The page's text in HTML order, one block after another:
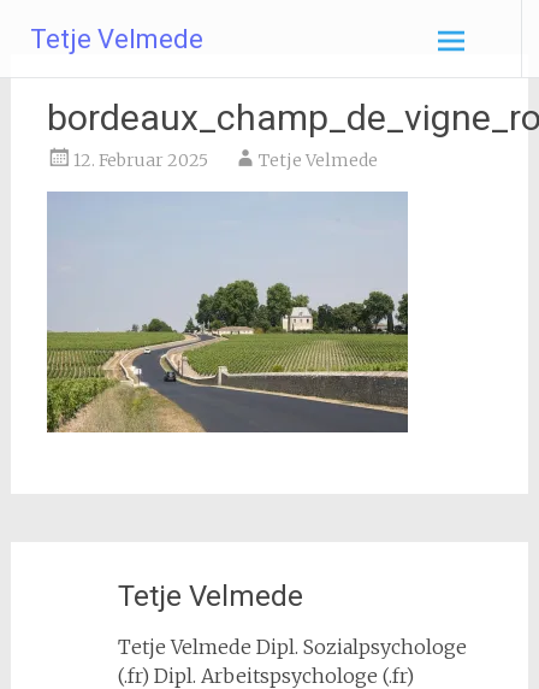
Inhalt
springen
Tetje Velmede
12. Februar 2025 Tetje Velmede
Tetje Velmede
Tetje Velmede Dipl. Sozialpsychologe
(.fr) Dipl. Arbeitspsychologe (.fr)